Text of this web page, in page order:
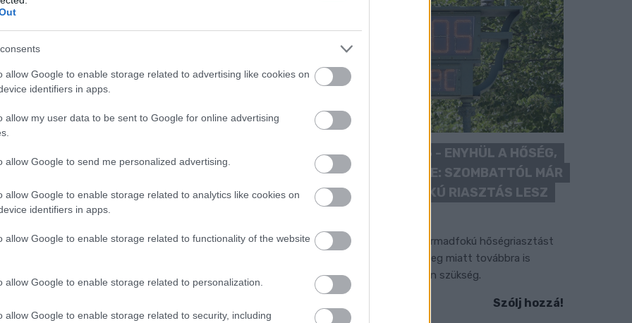
allow Google to enable storage related to advertising like cookies on
identifiers in apps.
allow my user data to be sent to Google for online advertising
allow Google to send me personalized advertising.
allow Google to enable storage related to analytics like cookies on
identifiers in apps.
allow Google to enable storage related to functionality of the website
allow Google to enable storage related to personalization.
allow Google to enable storage related to security, including
Az élmény ajándék mindig megmarad az
a koktélműhelyeken kreatív fórumra is
az italokat.
lehetőséget ad, akik lelkesen merülnek el
is, akik különleges ajándékötletet keresnek
készítése tehát, tele izgalmakkal és
Légy részese te is!
Szponzorált tartalmat olvastál!
KÁNIKULA 2026 - ENYHÜL A HŐSÉG,
DE MÉG NINCS VÉGE: SZOMBATTÓL MÁR
“CSAK” MÁSODFOKÚ RIASZTÁS LESZ
A július vége óta tartó harmadfokú hőségriasztást
mérséklik, de a tartós meleg miatt továbbra is
fokozott óvatosságra van szükség.
Szólj hozzá!